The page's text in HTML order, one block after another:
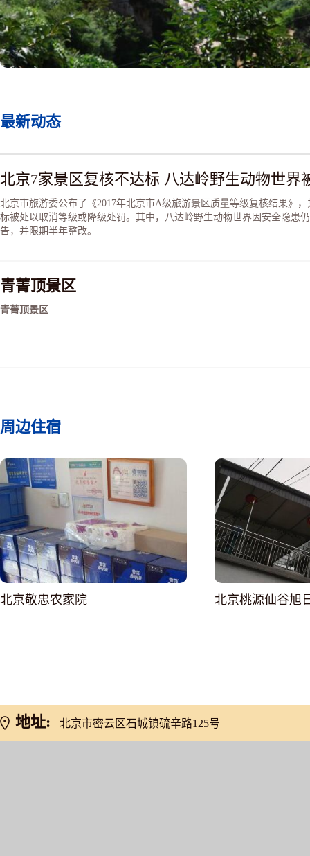
最新动态
北京7家景区复核不达标 八达岭野生动物世界
北京市旅游委公布了《2017年北京市A级旅游景区质量等级复核结果》
标被处以取消等级或降级处罚。其中，八达岭野生动物世界因安全隐患
告，并限期半年整改。
青菁顶景区
青菁顶景区
周边住宿
北京敬忠农家院 北京桃源仙谷旭
地址:
北京市密云区石城镇硫辛路125号